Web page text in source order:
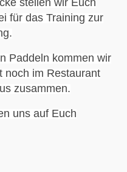
stellen wir Euch
für das Training zur
Paddeln kommen wir
noch im Restaurant
zusammen.
uns auf Euch